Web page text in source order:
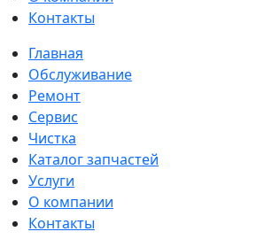
Контакты
Главная
Обслуживание
Ремонт
Сервис
Чистка
Каталог запчастей
Услуги
О компании
Контакты